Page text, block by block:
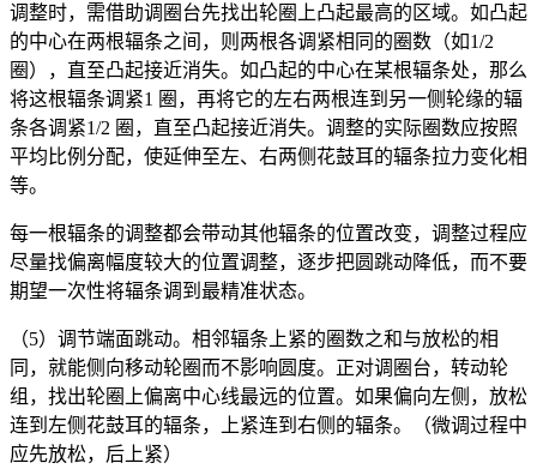
调整时，需借助调圈台先找出轮圈上凸起最高的区域。如凸起
的中心在两根辐条之间，则两根各调紧相同的圈数（如1/2
圈），直至凸起接近消失。如凸起的中心在某根辐条处，那么
将这根辐条调紧1 圈，再将它的左右两根连到另一侧轮缘的辐
条各调紧1/2 圈，直至凸起接近消失。调整的实际圈数应按照
平均比例分配，使延伸至左、右两侧花鼓耳的辐条拉力变化相
等。
每一根辐条的调整都会带动其他辐条的位置改变，调整过程应
尽量找偏离幅度较大的位置调整，逐步把圆跳动降低，而不要
期望一次性将辐条调到最精准状态。
（5）调节端面跳动。相邻辐条上紧的圈数之和与放松的相
同，就能侧向移动轮圈而不影响圆度。正对调圈台，转动轮
组，找出轮圈上偏离中心线最远的位置。如果偏向左侧，放松
连到左侧花鼓耳的辐条，上紧连到右侧的辐条。（微调过程中
应先放松，后上紧）